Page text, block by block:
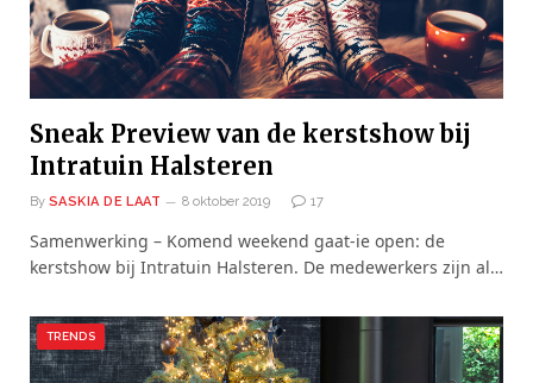
Sneak Preview van de kerstshow bij
Intratuin Halsteren
By SASKIA DE LAAT 8 oktober 2019 17
Samenwerking – Komend weekend gaat-ie open: de
kerstshow bij Intratuin Halsteren. De medewerkers zijn al…
TRENDS